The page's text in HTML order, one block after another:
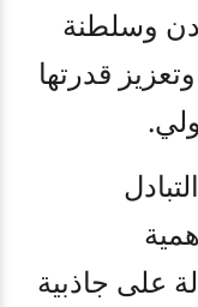
وسلطنة
قدرتها
.
على جاذبية